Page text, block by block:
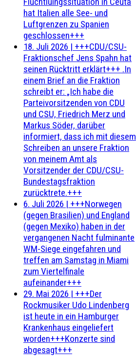
hat Italien alle See- und
Luftgrenzen zu Spanien
geschlossen+++
18. Juli 2026 | +++CDU/CSU-
Fraktionschef Jens Spahn hat
seinen Rücktritt erklärt+++ .In
einem Brief an die Fraktion
schreibt er: „Ich habe die
Parteivorsitzenden von CDU
und CSU, Friedrich Merz und
Markus Söder, darüber
informiert, dass ich mit diesem
Schreiben an unsere Fraktion
von meinem Amt als
Vorsitzender der CDU/CSU-
Bundestagsfraktion
zurücktrete.+++
6. Juli 2026 | +++Norwegen
(gegen Brasilien) und England
(gegen Mexiko) haben in der
vergangenen Nacht fulminante
WM-Siege eingefahren und
treffen am Samstag in Miami
zum Viertelfinale
aufeinander+++
29. Mai 2026 | +++Der
Rockmusiker Udo Lindenberg
ist heute in ein Hamburger
Krankenhaus eingeliefert
worden+++Konzerte sind
abgesagt+++